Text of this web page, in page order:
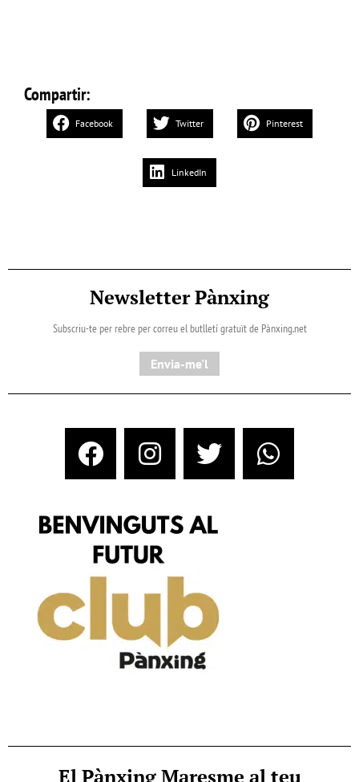
Compartir:
Facebook Twitter Pinterest
LinkedIn
Newsletter Pànxing
Subscriu-te per rebre per correu el butlletí gratuït de Pànxing.net​
Envia-me'l
El Pànxing Maresme al teu